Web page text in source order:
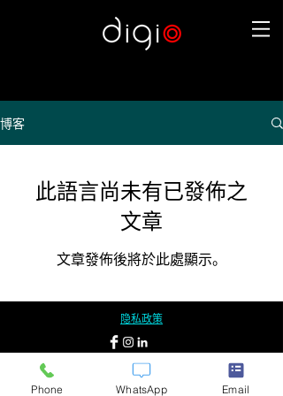
博客
此語言尚未有已發佈之
文章
文章發佈後將於此處顯示。
隐私政策
Phone WhatsApp Email